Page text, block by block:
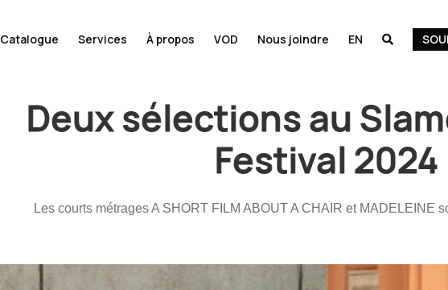
Catalogue Services À propos VOD Nous joindre EN 
Deux sélections au
Festival 2024
Les courts métrages A SHORT FILM ABOUT A CHAIR et MADELEINE